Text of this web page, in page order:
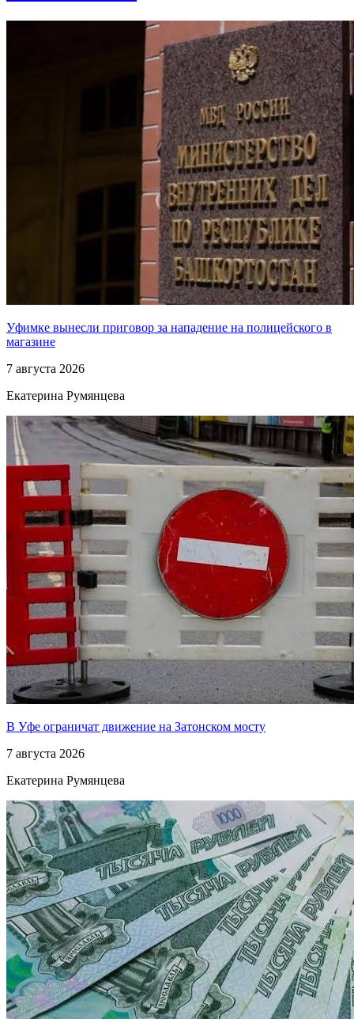
Уфимке вынесли приговор за нападение на полицейского в
магазине
7 августа 2026
Екатерина Румянцева
В Уфе ограничат движение на Затонском мосту
7 августа 2026
Екатерина Румянцева